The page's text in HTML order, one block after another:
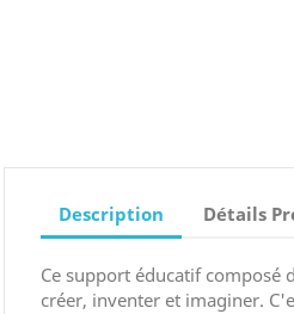
Description Détails
Ce support éducatif composé
créer, inventer et imaginer.